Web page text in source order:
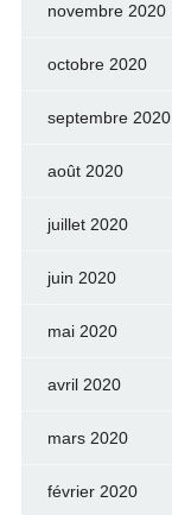
novembre 2020
octobre 2020
septembre 2020
août 2020
juillet 2020
juin 2020
mai 2020
avril 2020
mars 2020
février 2020